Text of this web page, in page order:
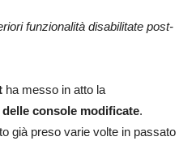
funzionalità disabilitate post-
ha messo in atto la
console modificate.
già preso varie volte in passato